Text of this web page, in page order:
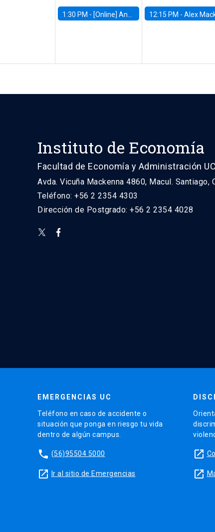
1:30 PM - [Online] Ana Tur Prats, UC Merced 12:15 PM -Alex Mackay, Harvard Business
Instituto de Economía
Facultad de Economía y Administración UC
Avda. Vicuña Mackenna 4860, Macul. Santiago,
Teléfono: +56 2 2354 4303
Dirección de Postgrado: +56 2 2354 4028
EMERGENCIAS UC
Teléfono en caso de accidente o
situación que ponga en riesgo tu vida
dentro de algún campus.
phone (56)95504 5000
launch Ir al sitio de Emergencias
launch
launch